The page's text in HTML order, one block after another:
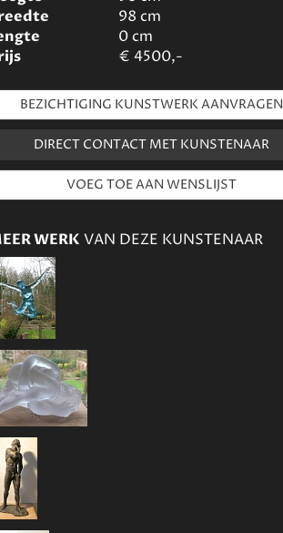
98 cm
0cm
€ 4500,-
BEZICHTIGING KUNSTWERK AANVRAGEN
DIRECT CONTACT MET KUNSTENAAR
WERK VAN DEZE KUNSTENAAR